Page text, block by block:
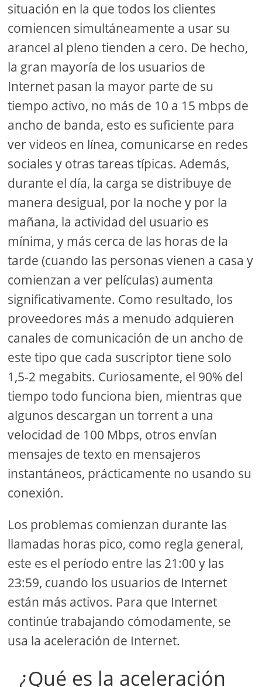
situación en la que todos los clientes
comiencen simultáneamente a usar su
arancel al pleno tienden a cero. De hecho,
la gran mayoría de los usuarios de
Internet pasan la mayor parte de su
tiempo activo, no más de 10 a 15 mbps de
ancho de banda, esto es suficiente para
ver videos en línea, comunicarse en redes
sociales y otras tareas típicas. Además,
durante el día, la carga se distribuye de
manera desigual, por la noche y por la
mañana, la actividad del usuario es
mínima, y ​​más cerca de las horas de la
tarde (cuando las personas vienen a casa y
comienzan a ver películas) aumenta
significativamente. Como resultado, los
proveedores más a menudo adquieren
canales de comunicación de un ancho de
este tipo que cada suscriptor tiene solo
1,5-2 megabits. Curiosamente, el 90% del
tiempo todo funciona bien, mientras que
algunos descargan un torrent a una
velocidad de 100 Mbps, otros envían
mensajes de texto en mensajeros
instantáneos, prácticamente no usando su
conexión.
Los problemas comienzan durante las
llamadas horas pico, como regla general,
este es el período entre las 21:00 y las
23:59, cuando los usuarios de Internet
están más activos. Para que Internet
continúe trabajando cómodamente, se
usa la aceleración de Internet.
¿Qué es la aceleración